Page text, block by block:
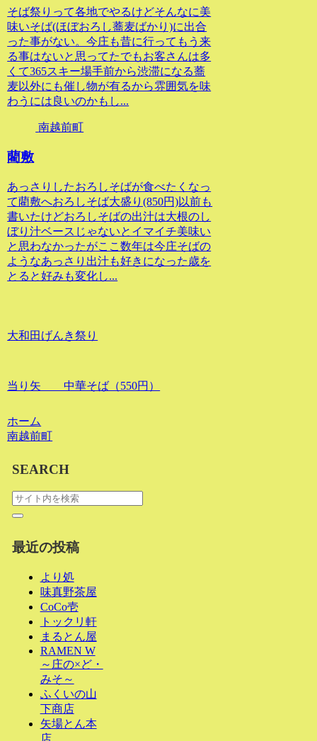
そば祭りって各地でやるけどそんなに美
味いそば(ほぼおろし蕎麦ばかり)に出合
った事がない。今庄も昔に行ってもう来
る事はないと思ってたでもお客さんは多
くて365スキー場手前から渋滞になる蕎
麦以外にも催し物が有るから雰囲気を味
わうには良いのかもし...
南越前町
藺敷
あっさりしたおろしそばが食べたくなっ
て藺敷へおろしそば大盛り(850円)以前も
書いたけどおろしそばの出汁は大根のし
ぼり汁ベースじゃないとイマイチ美味い
と思わなかったがここ数年は今庄そばの
ようなあっさり出汁も好きになった歳を
とると好みも変化し...
大和田げんき祭り
当り矢 中華そば（550円）
ホーム
南越前町
SEARCH
最近の投稿
より処
味真野茶屋
CoCo壱
トックリ軒
まるとん屋
RAMEN W
～庄の×ど・
みそ～
ふくいの山
下商店
矢場とん本